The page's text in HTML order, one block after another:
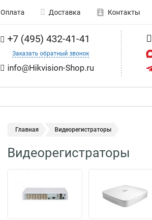
Оплата Доставка Контакты
+7 (495) 432-41-41
Заказать обратный звонок
info@Hikvision-Shop.ru
Главная Видеорегистраторы
Видеорегистраторы